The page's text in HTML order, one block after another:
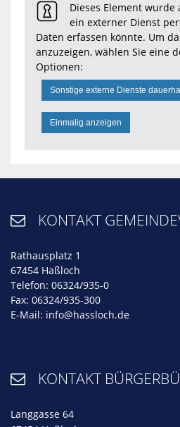
Dieses Element wurde
ein externer Dienst
Daten erfassen könnte. Um
anzuzeigen, wählen Sie eine
Optionen:
Sonstige externe Dienste
Einmalig anzeigen
 KONTAKT
Rathausplatz 1
67454 Haßloch
Telefon: 06324/935-0
Fax: 06324/935-300
E-Mail: info@hassloch.de
 KONTAKT
Langgasse 64